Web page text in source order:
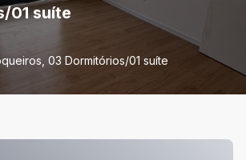
01 suíte
03 Dormitórios/01 suíte